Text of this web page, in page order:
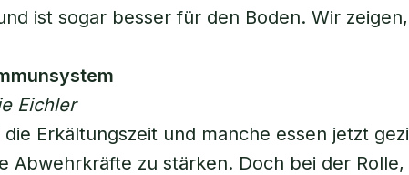
ist sogar besser für den Boden. Wir
Eichler
die Erkältungszeit und manche essen jetzt
Abwehrkräfte zu stärken. Doch bei der Rolle,